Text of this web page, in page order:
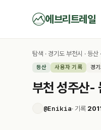
에브리트레일
탐색 · 경기도 부천시 · 등산 ·
등산 사용자 기록 경
부천 성주산-
@Enikia· 기록